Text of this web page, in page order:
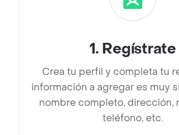
1. Regístrate
Crea tu perfil y completa tu
información a agregar es muy
nombre completo, dirección,
teléfono, etc.